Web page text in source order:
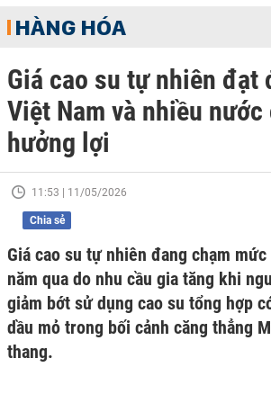
HÀNG HÓA
Giá cao su tự nhiên đạt
Việt Nam và nhiều nước
hưởng lợi
11:53 | 11/05/2026
Chia sẻ
Giá cao su tự nhiên đang chạm
năm qua do nhu cầu gia tăng khi
giảm bớt sử dụng cao su tổng hợp
dầu mỏ trong bối cảnh căng thẳng
thang.